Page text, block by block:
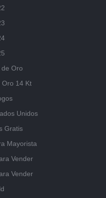
Oro
Oro 14 Kt
Unidos
Gratis
Mayorista
Vender
Vender